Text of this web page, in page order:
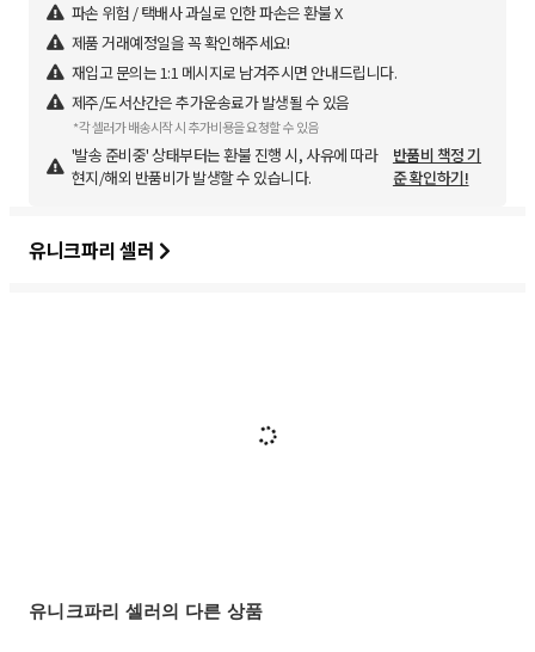
파손 위험 / 택배사 과실로 인한 파손은 환불 X
제품 거래예정일을 꼭 확인해주세요!
재입고 문의는 1:1 메시지로 남겨주시면 안내드립니다.
제주/도서산간은 추가운송료가 발생될 수 있음
*각 셀러가 배송시작 시 추가비용을 요청할 수 있음
'발송 준비중' 상태부터는 환불 진행 시, 사유에 따라
현지/해외 반품비가 발생할 수 있습니다.
반품비 책정 기
준 확인하기!
유니크파리 셀러
유니크파리 셀러의 다른 상품